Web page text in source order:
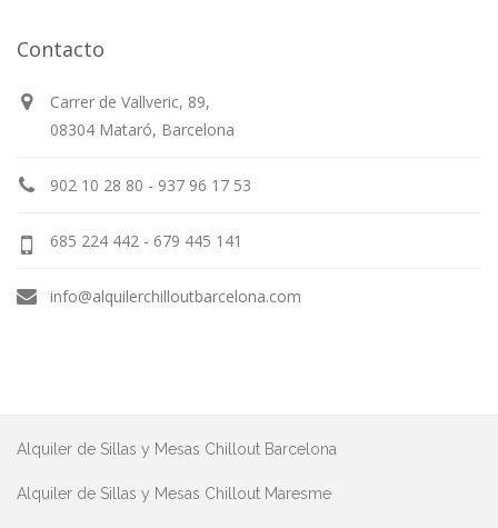
Contacto
Carrer de Vallveric, 89,
08304 Mataró, Barcelona
902 10 28 80 - 937 96 17 53
685 224 442 - 679 445 141
info@alquilerchilloutbarcelona.com
Alquiler de Sillas y Mesas Chillout Barcelona
Alquiler de Sillas y Mesas Chillout Maresme